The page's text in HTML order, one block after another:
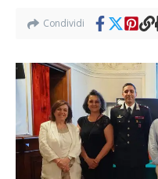
Condividi